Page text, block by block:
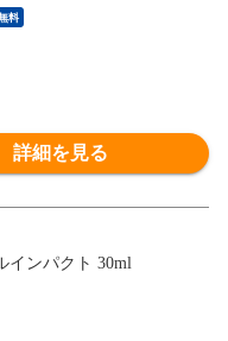
料
詳細を見る
インパクト 30ml